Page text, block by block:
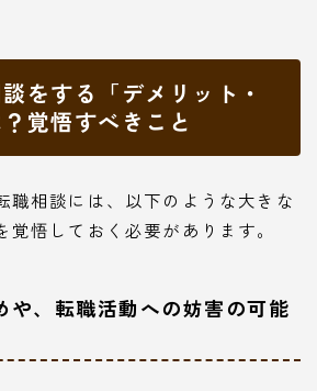
をする「デメリット・
覚悟すべきこと
職相談には、以下のような大きな
覚悟しておく必要があります。
や、転職活動への妨害の可能